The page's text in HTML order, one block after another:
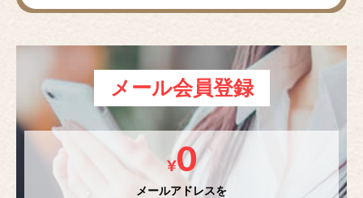
メール会員登録
メールアドレスを